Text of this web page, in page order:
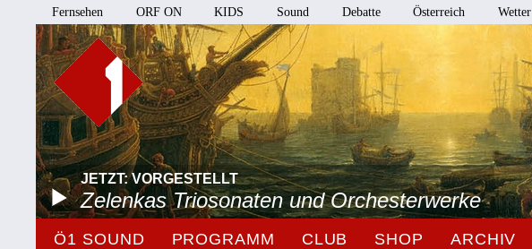
Fernsehen ORF ON KIDS Sound Debatte Österreich Wetter
JETZT: VORGESTELLT
Zelenkas Triosonaten und Orchesterwerke
Ö1 SOUND PROGRAMM CLUB SHOP ARCHIV